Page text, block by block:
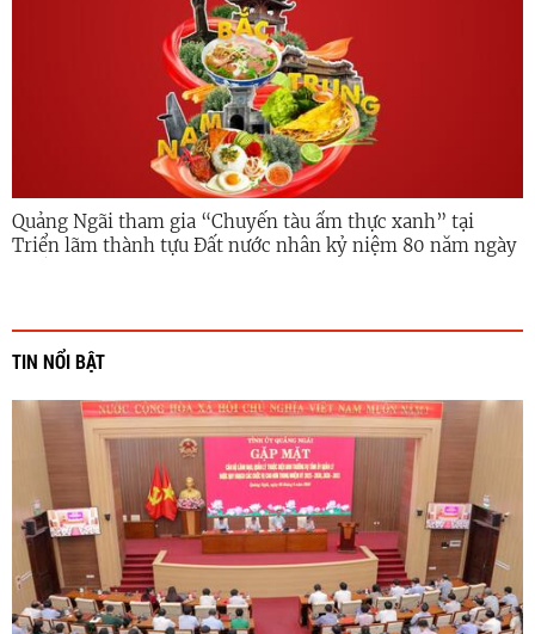
Quảng Ngãi tham gia “Chuyến tàu ẩm thực xanh” tại
Triển lãm thành tựu Đất nước nhân kỷ niệm 80 năm ngày
TIN NỔI BẬT